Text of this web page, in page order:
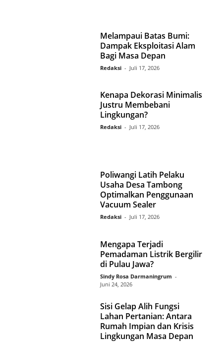
Melampaui Batas Bumi:
Dampak Eksploitasi Alam
Bagi Masa Depan
Redaksi - Juli 17, 2026
Kenapa Dekorasi Minimalis
Justru Membebani
Lingkungan?
Redaksi - Juli 17, 2026
Poliwangi Latih Pelaku
Usaha Desa Tambong
Optimalkan Penggunaan
Vacuum Sealer
Redaksi - Juli 17, 2026
Mengapa Terjadi
Pemadaman Listrik Bergilir
di Pulau Jawa?
Sindy Rosa Darmaningrum -
Juni 24, 2026
Sisi Gelap Alih Fungsi
Lahan Pertanian: Antara
Rumah Impian dan Krisis
Lingkungan Masa Depan